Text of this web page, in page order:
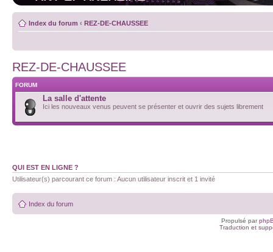
Index du forum ‹ REZ-DE-CHAUSSEE
REZ-DE-CHAUSSEE
FORUM
La salle d'attente
Ici les nouveaux venus peuvent se présenter et ouvrir des sujets librement
QUI EST EN LIGNE ?
Utilisateur(s) parcourant ce forum : Aucun utilisateur inscrit et 1 invité
Index du forum
Propulsé par
Traduction et